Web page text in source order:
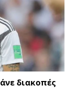
δια­κο­πές